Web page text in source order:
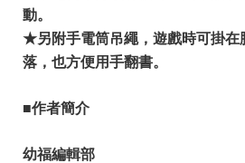
動。
★另附手電筒吊繩，遊戲時可掛在
落，也方便用手翻書。
■作者簡介
幼福編輯部